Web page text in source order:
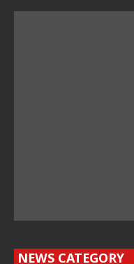
NEWS CATEGORY